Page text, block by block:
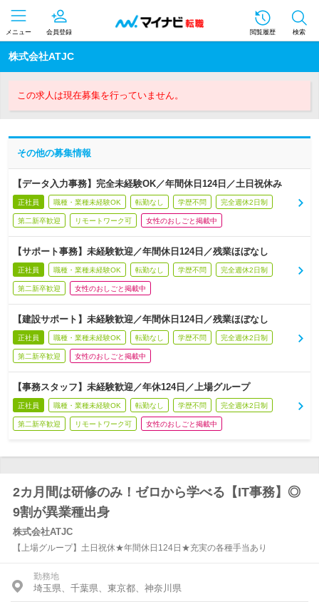
メニュー 会員登録 閲覧履歴 検索
株式会社ATJC
この求人は現在募集を行っていません。
その他の募集情報
【データ入力事務】完全未経験OK／年間休日124日／土日祝休み
正社員 職種・業種未経験OK 転勤なし 学歴不問 完全週休2日制
第二新卒歓迎 リモートワーク可 女性のおしごと掲載中
【サポート事務】未経験歓迎／年間休日124日／残業ほぼなし
正社員 職種・業種未経験OK 転勤なし 学歴不問 完全週休2日制
第二新卒歓迎 女性のおしごと掲載中
【建設サポート】未経験歓迎／年間休日124日／残業ほぼなし
正社員 職種・業種未経験OK 転勤なし 学歴不問 完全週休2日制
第二新卒歓迎 女性のおしごと掲載中
【事務スタッフ】未経験歓迎／年休124日／上場グループ
正社員 職種・業種未経験OK 転勤なし 学歴不問 完全週休2日制
第二新卒歓迎 リモートワーク可 女性のおしごと掲載中
2カ月間は研修のみ！ゼロから学べる【IT事務】◎
9割が異業種出身
株式会社ATJC
【上場グループ】土日祝休★年間休日124日★充実の各種手当あり
勤務地
埼玉県、千葉県、東京都、神奈川県